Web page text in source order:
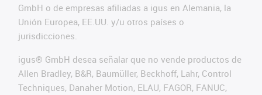
GmbH o de empresas afiliadas a igus en Alemania, la
Unión Europea, EE.UU. y/u otros países o
jurisdicciones.
igus® GmbH desea señalar que no vende productos de
Allen Bradley, B&R, Baumüller, Beckhoff, Lahr, Control
Techniques, Danaher Motion, ELAU, FAGOR, FANUC,